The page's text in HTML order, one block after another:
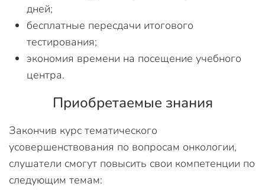
дней;
бесплатные пересдачи итогового
тестирования;
экономия времени на посещение учебного
центра.
Приобретаемые знания
Закончив курс тематического
усовершенствования по вопросам онкологии,
слушатели смогут повысить свои компетенции по
следующим темам: